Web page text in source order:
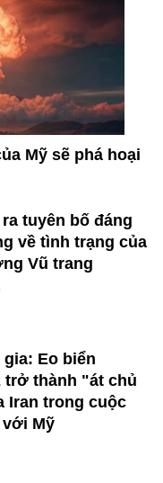
Mỹ sẽ phá hoại
tuyên bố đáng
về tình trạng của
Vũ trang
gia: Eo biển
trở thành "át chủ
Iran trong cuộc
Mỹ